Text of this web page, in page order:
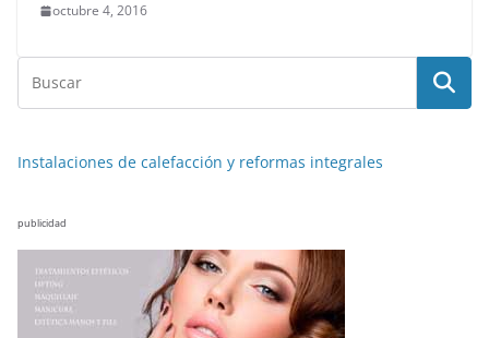
octubre 4, 2016
Instalaciones de calefacción y reformas integrales
publicidad